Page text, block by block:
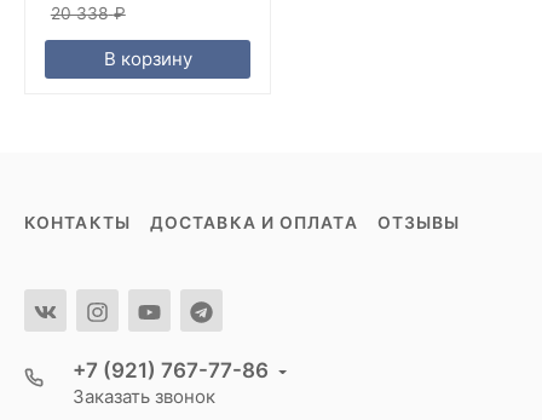
20 338 ₽
В корзину
КОНТАКТЫ ДОСТАВКА И ОПЛАТА ОТЗЫВЫ
+7 (921) 767-77-86
Заказать звонок